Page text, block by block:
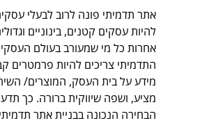
אתר תדמיתי פונה לרוב לבעלי
להיות עסקים קטנים, בינוניים
אחרות כל מי שמעורב בעולם
התדמיתי צריכים להיות פרמטרים
מידע על בית העסק, המוצרים/
מציע, ושפה שיווקית ברורה. כך
הבחירה הנכונה בבניית אתר